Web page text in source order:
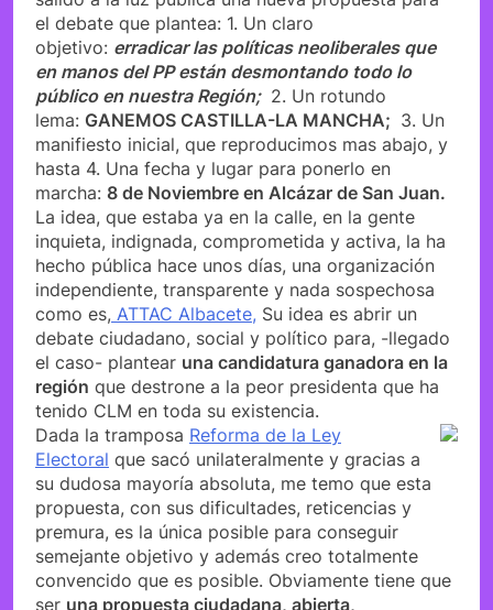
el debate que plantea: 1. Un claro
objetivo: erradicar las políticas neoliberales que
en manos del PP están desmontando todo lo
público en nuestra Región; 2. Un rotundo
lema: GANEMOS CASTILLA-LA MANCHA; 3. Un
manifiesto inicial, que reproducimos mas abajo, y
hasta 4. Una fecha y lugar para ponerlo en
marcha: 8 de Noviembre en Alcázar de San Juan.
La idea, que estaba ya en la calle, en la gente
inquieta, indignada, comprometida y activa, la ha
hecho pública hace unos días, una organización
independiente, transparente y nada sospechosa
como es, ATTAC Albacete, Su idea es abrir un
debate ciudadano, social y político para, -llegado
el caso- plantear una candidatura ganadora en la
región que destrone a la peor presidenta que ha
tenido CLM en toda su existencia.
Dada la tramposa Reforma de la Ley
Electoral que sacó unilateralmente y gracias a
su dudosa mayoría absoluta, me temo que esta
propuesta, con sus dificultades, reticencias y
premura, es la única posible para conseguir
semejante objetivo y además creo totalmente
convencido que es posible. Obviamente tiene que
ser una propuesta ciudadana, abierta,